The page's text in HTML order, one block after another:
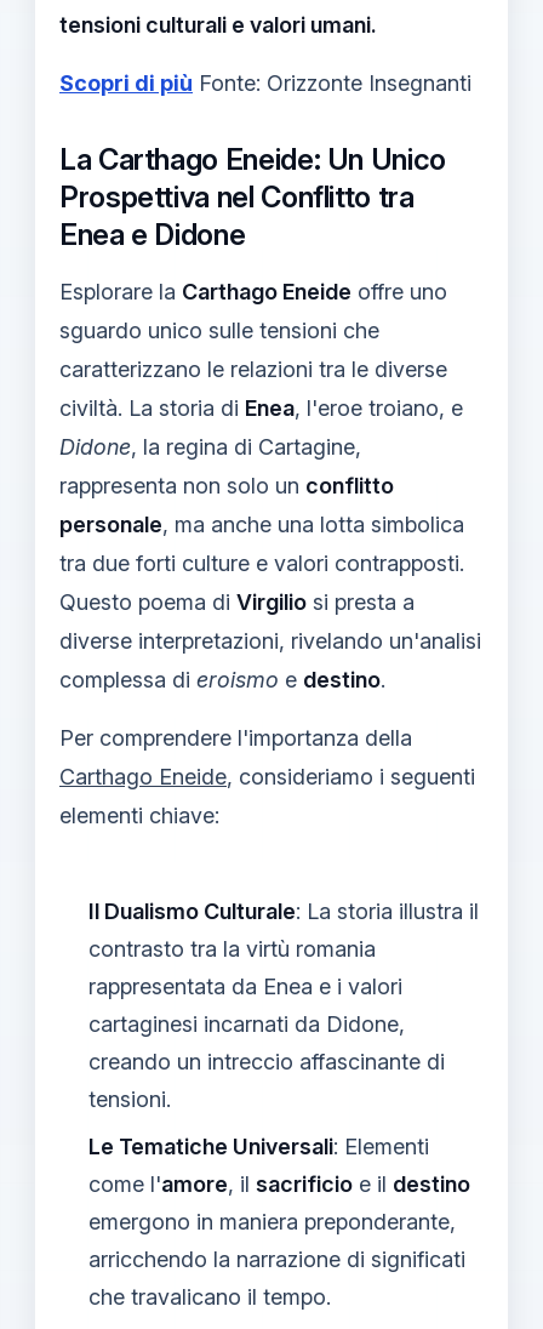
tensioni culturali e valori umani.
Scopri di più Fonte: Orizzonte Insegnanti
La Carthago Eneide: Un Unico
Prospettiva nel Conflitto tra
Enea e Didone
Esplorare la Carthago Eneide offre uno
sguardo unico sulle tensioni che
caratterizzano le relazioni tra le diverse
civiltà. La storia di Enea, l'eroe troiano, e
Didone, la regina di Cartagine,
rappresenta non solo un conflitto
personale, ma anche una lotta simbolica
tra due forti culture e valori contrapposti.
Questo poema di Virgilio si presta a
diverse interpretazioni, rivelando un'analisi
complessa di eroismo e destino.
Per comprendere l'importanza della
Carthago Eneide, consideriamo i seguenti
elementi chiave:
Il Dualismo Culturale: La storia illustra il
contrasto tra la virtù romania
rappresentata da Enea e i valori
cartaginesi incarnati da Didone,
creando un intreccio affascinante di
tensioni.
Le Tematiche Universali: Elementi
come l'amore, il sacrificio e il destino
emergono in maniera preponderante,
arricchendo la narrazione di significati
che travalicano il tempo.